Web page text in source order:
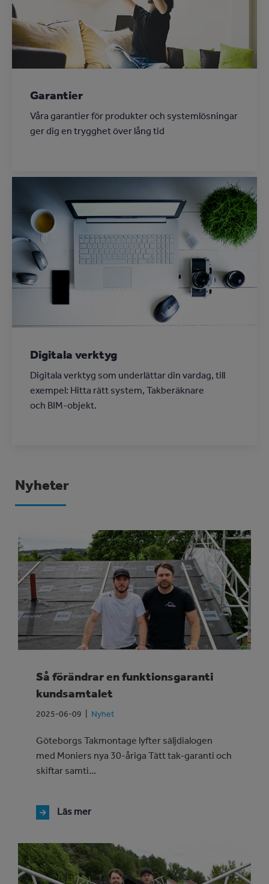
Garantier
Våra garantier för produkter och systemlösningar
ger dig en trygghet över lång tid
Digitala verktyg
Digitala verktyg som underlättar din vardag, till
exempel: Hitta rätt system, Takberäknare
och BIM-objekt.
Nyheter
Så förändrar en funktionsgaranti
kundsamtalet
2025-06-09 Nyhet
Göteborgs Takmontage lyfter säljdialogen
med Moniers nya 30-åriga Tätt tak-garanti och
skiftar samti...
Läs mer